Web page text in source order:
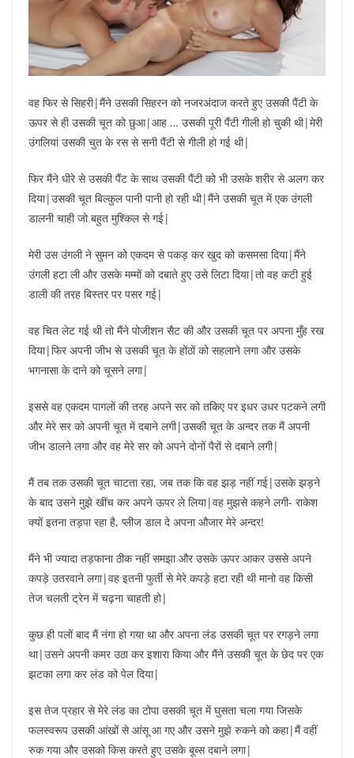
वह फिर से सिहरी|मैंने उसकी सिहरन को नजरअंदाज करते हुए उसकी पैंटी के
ऊपर से ही उसकी चूत को छुआ|आह … उसकी पूरी पैंटी गीली हो चुकी थी|मेरी
उंगलियां उसकी चुत के रस से सनी पैंटी से गीली हो गई थी|
फिर मैंने धीरे से उसकी पैंट के साथ उसकी पैंटी को भी उसके शरीर से अलग कर
दिया|उसकी चूत बिल्कुल पानी पानी हो रही थी|मैंने उसकी चूत में एक उंगली
डालनी चाही जो बहुत मुश्किल से गई|
मेरी उस उंगली ने सुमन को एकदम से पकड़ कर खुद को कसमसा दिया|मैंने
उंगली हटा ली और उसके मम्मों को दबाते हुए उसे लिटा दिया|तो वह कटी हुई
डाली की तरह बिस्तर पर पसर गई|
वह चित लेट गई थी तो मैंने पोजीशन सैट की और उसकी चूत पर अपना मुँह रख
दिया|फिर अपनी जीभ से उसकी चूत के होंठों को सहलाने लगा और उसके
भगनासा के दाने को चूसने लगा|
इससे वह एकदम पागलों की तरह अपने सर को तकिए पर इधर उधर पटकने लगी
और मेरे सर को अपनी चूत में दबाने लगी|उसकी चूत के अन्दर तक मैं अपनी
जीभ डालने लगा और वह मेरे सर को अपने दोनों पैरों से दबाने लगी|
मैं तब तक उसकी चूत चाटता रहा, जब तक कि वह झड़ नहीं गई|उसके झड़ने
के बाद उसने मुझे खींच कर अपने ऊपर ले लिया|वह मुझसे कहने लगी- राकेश
क्यों इतना तड़पा रहा है, प्लीज डाल दे अपना औजार मेरे अन्दर!
मैंने भी ज्यादा तड़फाना ठीक नहीं समझा और उसके ऊपर आकर उससे अपने
कपड़े उतरवाने लगा|वह इतनी फुर्ती से मेरे कपड़े हटा रही थी मानो वह किसी
तेज चलती ट्रेन में चढ़ना चाहती हो|
कुछ ही पलों बाद मैं नंगा हो गया था और अपना लंड उसकी चूत पर रगड़ने लगा
था|उसने अपनी कमर उठा कर इशारा किया और मैंने उसकी चूत के छेद पर एक
झटका लगा कर लंड को पेल दिया|
इस तेज प्रहार से मेरे लंड का टोपा उसकी चूत में घुसता चला गया जिसके
फलस्वरूप उसकी आंखों से आंसू आ गए और उसने मुझे रुकने को कहा|मैं वहीं
रुक गया और उसको किस करते हुए उसके बूब्स दबाने लगा|